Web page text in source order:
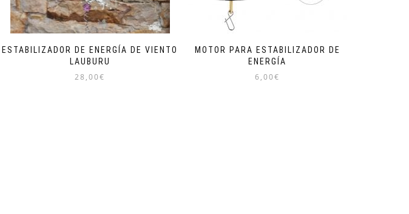
ESTABILIZADOR DE ENERGÍA DE VIENTO
LAUBURU
28,00€
MOTOR PARA ESTABILIZADOR DE
ENERGÍA
6,00€